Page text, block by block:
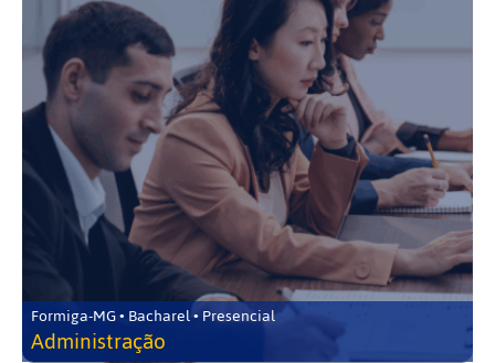
Formiga-MG • Bacharel • Presencial
Administração